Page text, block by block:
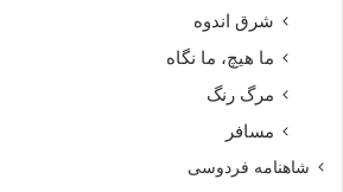
شرق اندوه
ما هیچ، ما نگاه
مرگ رنگ
مسافر
شاهنامه فردوسی